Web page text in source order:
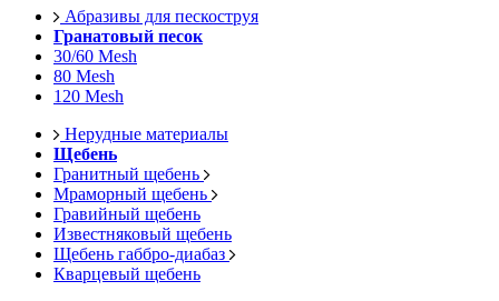
Абразивы для пескоструя
Гранатовый песок
30/60 Mesh
80 Mesh
120 Mesh
Нерудные материалы
Щебень
Гранитный щебень
Мраморный щебень
Гравийный щебень
Известняковый щебень
Щебень габбро-диабаз
Кварцевый щебень